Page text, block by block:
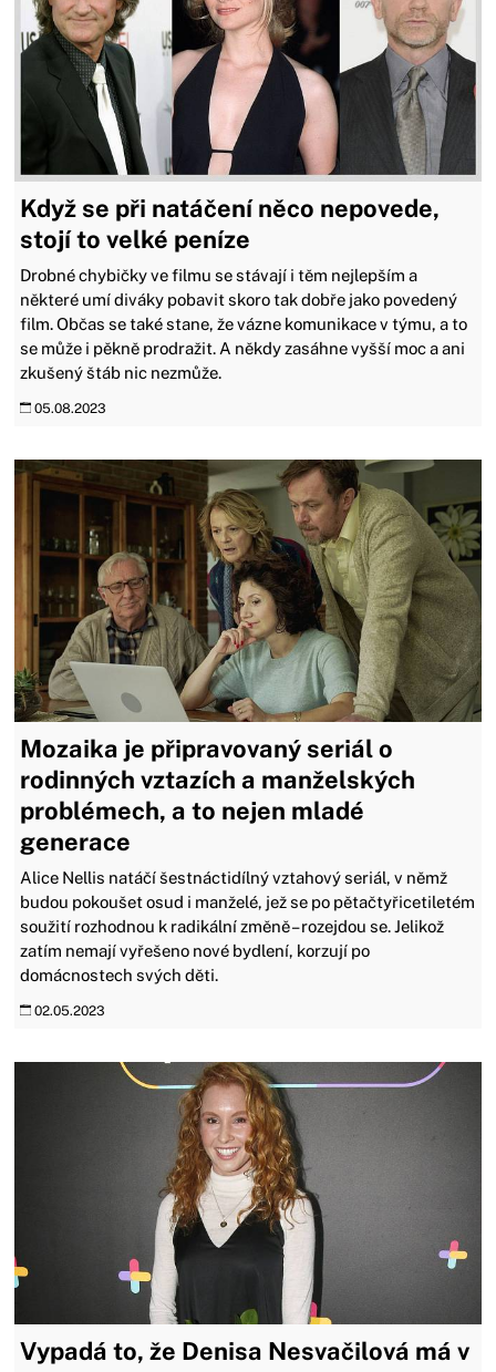
Když se při natáčení něco nepovede,
stojí to velké peníze
Drobné chybičky ve filmu se stávají i těm nejlepším a
některé umí diváky pobavit skoro tak dobře jako povedený
film. Občas se také stane, že vázne komunikace v týmu, a to
se může i pěkně prodražit. A někdy zasáhne vyšší moc a ani
zkušený štáb nic nezmůže.
05.08.2023
Mozaika je připravovaný seriál o
rodinných vztazích a manželských
problémech, a to nejen mladé
generace
Alice Nellis natáčí šestnáctidílný vztahový seriál, v němž
budou pokoušet osud i manželé, jež se po pětačtyřicetiletém
soužití rozhodnou k radikální změně – rozejdou se. Jelikož
zatím nemají vyřešeno nové bydlení, korzují po
domácnostech svých děti.
02.05.2023
Vypadá to, že Denisa Nesvačilová má v